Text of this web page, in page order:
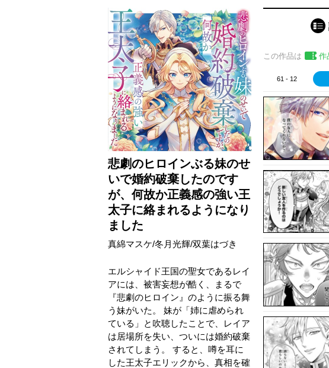
悲劇のヒロインぶる妹のせ
いで婚約破棄したのです
が、何故か正義感の強い王
太子に絡まれるようになり
ました
真綿マスケ/冬月光輝/双葉はづき
エルシャイド王国の聖女であるレイ
アには、被害妄想が酷く、まるで
『悲劇のヒロイン』のように振る舞
う妹がいた。 妹が「姉に虐められ
ている」と吹聴したことで、レイア
は居場所を失い、ついには婚約破棄
されてしまう。 すると、噂を耳に
した王太子エリックから、真相を確
この作品は 作
61 - 12